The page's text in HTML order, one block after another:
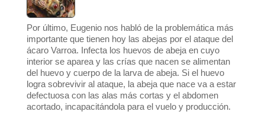
Por último, Eugenio nos habló de la problemática más
importante que tienen hoy las abejas por el ataque del
ácaro Varroa. Infecta los huevos de abeja en cuyo
interior se aparea y las crías que nacen se alimentan
del huevo y cuerpo de la larva de abeja. Si el huevo
logra sobrevivir al ataque, la abeja que nace va a estar
defectuosa con las alas más cortas y el abdomen
acortado, incapacitándola para el vuelo y producción.